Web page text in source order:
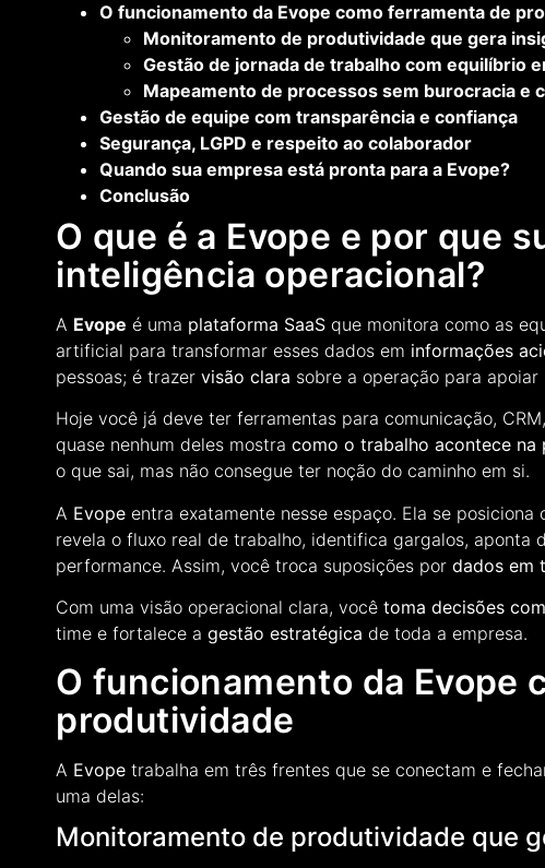
O funcionamento da Evope como ferramenta de
Monitoramento de produtividade que gera
Gestão de jornada de trabalho com equilíbrio
Mapeamento de processos sem burocracia e
Gestão de equipe com transparência e confiança
Segurança, LGPD e respeito ao colaborador
Quando sua empresa está pronta para a Evope?
Conclusão
O que é a Evope e por que
inteligência operacional?
A Evope é uma plataforma SaaS que monitora como as
artificial para transformar esses dados em informações
pessoas; é trazervisão clara sobre a operação para
Hoje você já deve ter ferramentas para comunicação,
quase nenhum deles mostracomo o trabalho acontece na
o que sai, mas não consegue ter noção do caminho em si.
A Evope entra exatamente nesse espaço. Ela se posiciona
revela o fluxo real de trabalho, identifica gargalos, aponta
performance. Assim, você troca suposições pordados em
Com uma visão operacional clara, vocêtoma decisões
time e fortalece agestão estratégica de toda a empresa.
O funcionamento da Evope
produtividade
A Evope trabalha em três frentes que se conectam e
uma delas:
Monitoramento de produtividade que